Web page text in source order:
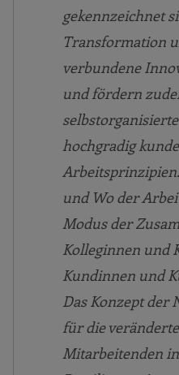
gekennzeichnet
Transformation
verbundene
und fördern
hochgradig
und Wo der
Modus der
Kolleginnen und
Kundinnen und
Das Konzept der
für die
Mitarbeitenden